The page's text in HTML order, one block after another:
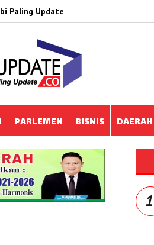
Paling Update
PARLEMEN BISNIS DAERAH
1